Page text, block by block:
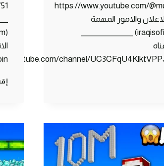
https://www.youtube.com/
والامور المهمة
(iraqisofi.mjj@gmail.com) _______________
channel/